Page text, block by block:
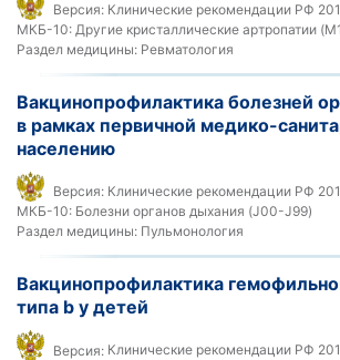
Версия: Клинические рекомендации РФ
МКБ-10: Другие кристаллические артропатии
Раздел медицины: Ревматология
Вакцинопрофилактика болезней
в рамках первичной медико-
населению
Версия: Клинические рекомендации РФ
МКБ-10: Болезни органов дыхания (J00-J99)
Раздел медицины: Пульмонология
Вакцинопрофилактика
типа b у детей
Версия: Клинические рекомендации РФ